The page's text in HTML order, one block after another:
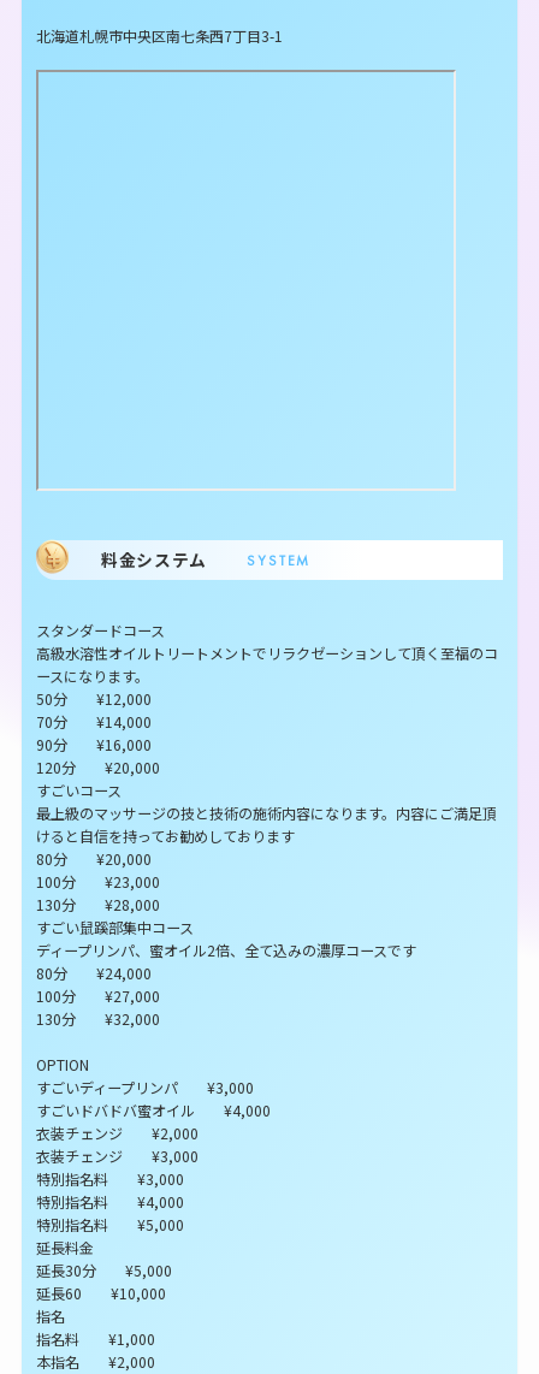
北海道札幌市中央区南七条西7丁目3-1
料金システム SYSTEM
スタンダードコース
高級水溶性オイルトリートメントでリラクゼーションして頂く至福のコ
ースになります。
50分 ¥12,000
70分 ¥14,000
90分 ¥16,000
120分 ¥20,000
すごいコース
最上級のマッサージの技と技術の施術内容になります。内容にご満足頂
けると自信を持ってお勧めしております
80分 ¥20,000
100分 ¥23,000
130分 ¥28,000
すごい鼠蹊部集中コース
ディープリンパ、蜜オイル2倍、全て込みの濃厚コースです
80分 ¥24,000
100分 ¥27,000
130分 ¥32,000
OPTION
すごいディープリンパ ¥3,000
すごいドバドバ蜜オイル ¥4,000
衣装チェンジ ¥2,000
衣装チェンジ ¥3,000
特別指名料 ¥3,000
特別指名料 ¥4,000
特別指名料 ¥5,000
延長料金
延長30分 ¥5,000
延長60 ¥10,000
指名
指名料 ¥1,000
本指名 ¥2,000